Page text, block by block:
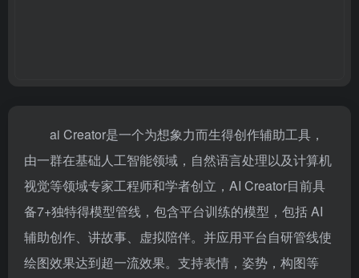
ai Creator是一个为想象力而生得创作辅助工具，
由一群在基础人工智能领域，自然语言处理以及计算机
视觉等领域专家工程师和学者创立，AI Creator目前具
备7+独特得模型管线，包含平台训练的模型，包括 AI
辅助创作、讲故事、虚拟陪伴。并应用平台自研管线使
绘图效果达到超一流效果。支持表情，姿势，构图等